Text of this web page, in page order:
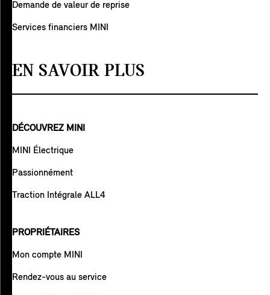
Demande de valeur de reprise
Services financiers MINI
EN SAVOIR PLUS
DÉCOUVREZ MINI
MINI Électrique
Passionnément
Traction Intégrale ALL4
PROPRIÉTAIRES
Mon compte MINI
Rendez-vous au service